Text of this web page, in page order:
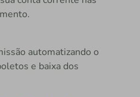
automatizando o
e baixa dos